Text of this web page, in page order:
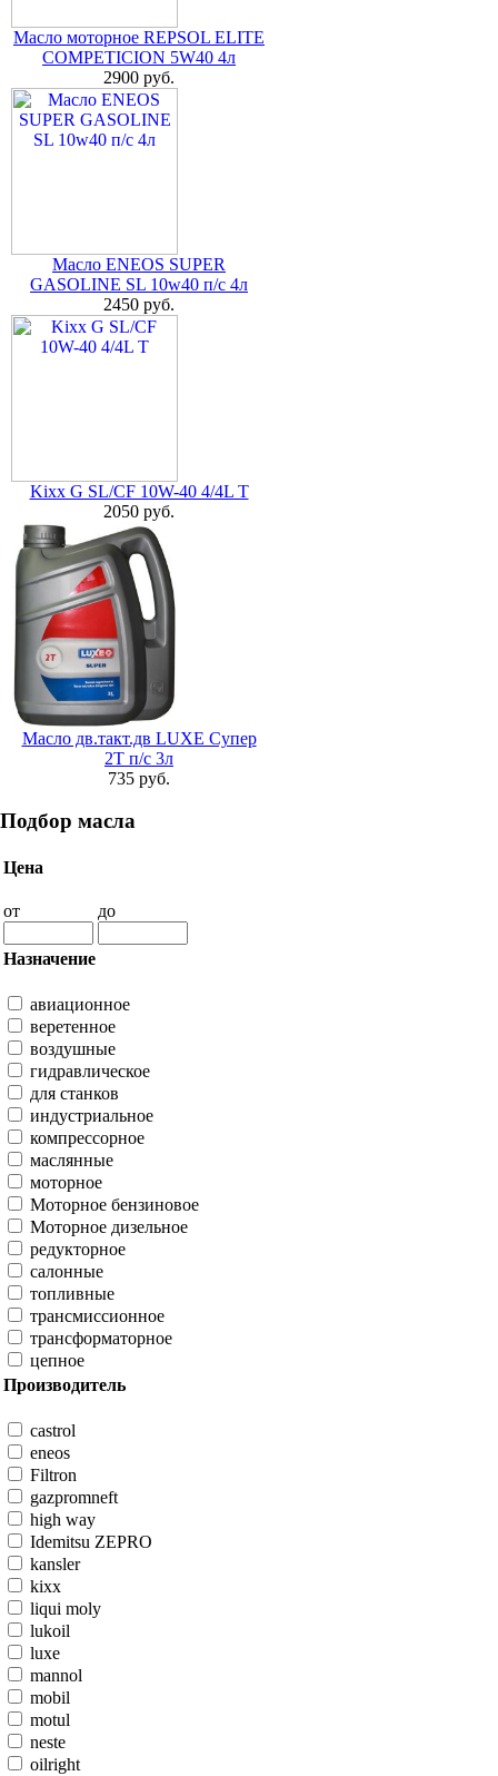
Масло моторное REPSOL ELITE
COMPETICION 5W40 4л
2900 руб.
Масло ENEOS SUPER
GASOLINE SL 10w40 п/с 4л
2450 руб.
Kixx G SL/CF 10W-40 4/4L T
2050 руб.
Масло дв.такт.дв LUXE Супер
2Т п/с 3л
735 руб.
Подбор масла
Цена
от до
Назначение
авиационное
веретенное
воздушные
гидравлическое
для станков
индустриальное
компрессорное
маслянные
моторное
Моторное бензиновое
Моторное дизельное
редукторное
салонные
топливные
трансмиссионное
трансформаторное
цепное
Производитель
castrol
eneos
Filtron
gazpromneft
high way
Idemitsu ZEPRO
kansler
kixx
liqui moly
lukoil
luxe
mannol
mobil
motul
neste
oilright